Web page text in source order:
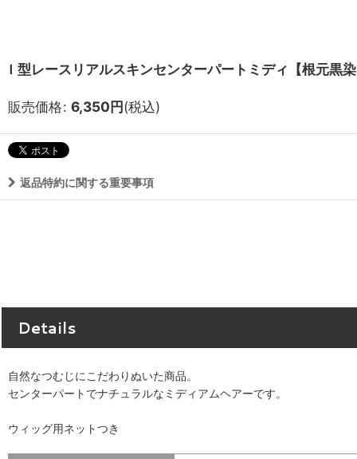
Ｉ型レースリアルスキンセンターパートミディ【根元黒
販売価格: 6,350円(税込)
返品特約に関する重要事項
Details
自然なつむじにこだわりぬいた商品。
センターパートでナチュラルなミディアムヘアーです。
ウィッグ用ネットつき